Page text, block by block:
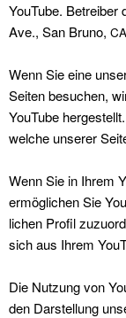
YouTube. Betreiber
Ave., San Bruno, CA
Wenn Sie eine
Seit­en besuchen,
YouTube
welche unser­er
Wenn Sie in Ihrem
ermöglichen Sie
lichen Pro­fil
sich aus Ihrem
Die Nutzung von
den Darstel­lung